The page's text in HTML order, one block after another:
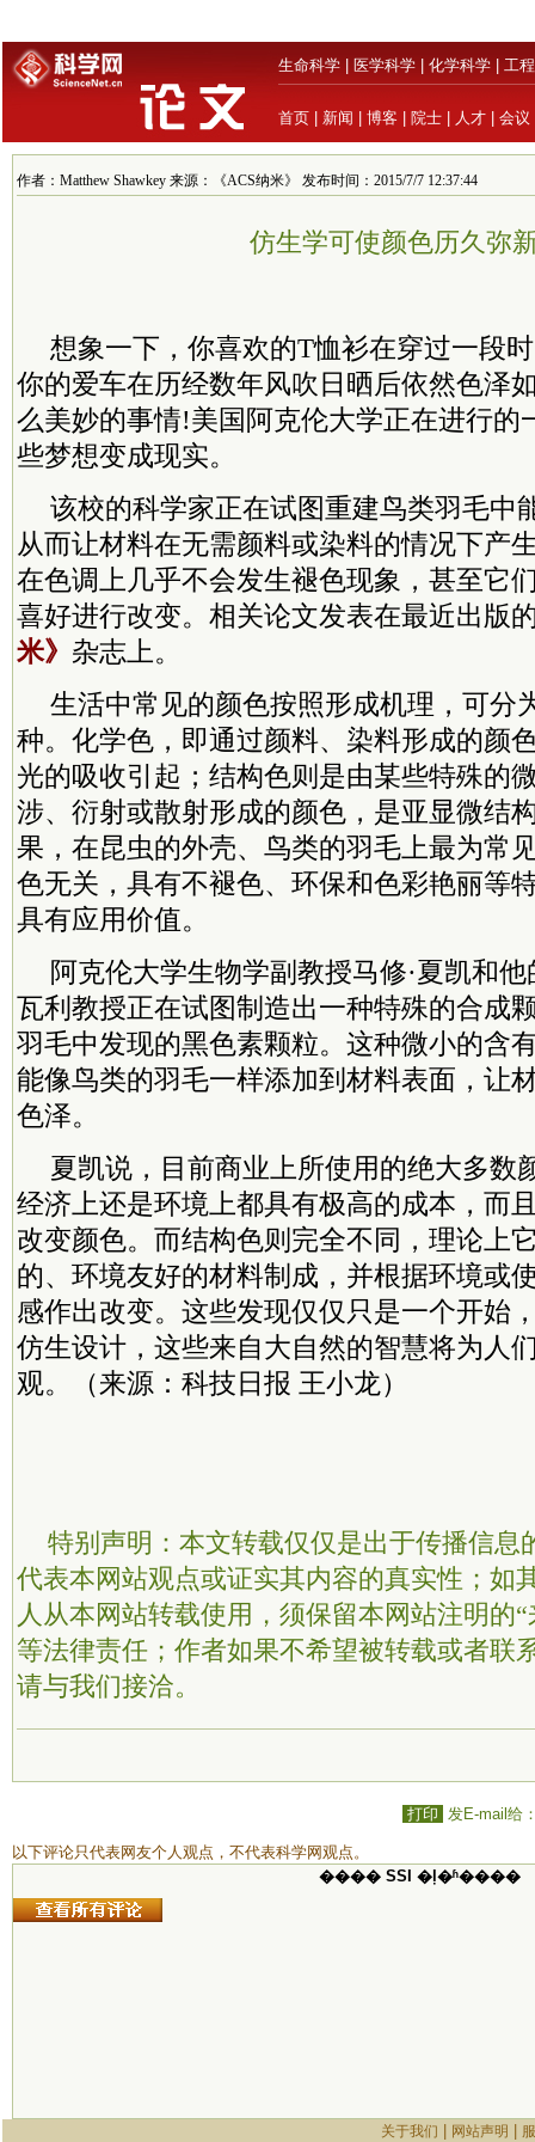
生命科学 医学科学 化学科学 工
首页 新闻 博客 院士 人才 会议
作者：Matthew Shawkey 来源：《ACS纳米》 发布时间：2015/7/7 12:37:44
仿生学可使颜色历久弥
想象一下，你喜欢的T恤衫在穿过一段
你的爱车在历经数年风吹日晒后依然色泽
么美妙的事情!美国阿克伦大学正在进行的
些梦想变成现实。
该校的科学家正在试图重建鸟类羽毛中
从而让材料在无需颜料或染料的情况下产
在色调上几乎不会发生褪色现象，甚至它
喜好进行改变。相关论文发表在最近出版
米》 杂志上。
生活中常见的颜色按照形成机理，可分
种。化学色，即通过颜料、染料形成的颜
光的吸收引起；结构色则是由某些特殊的
涉、衍射或散射形成的颜色，是亚显微结
果，在昆虫的外壳、鸟类的羽毛上最为常
色无关，具有不褪色、环保和色彩艳丽等
具有应用价值。
阿克伦大学生物学副教授马修·夏凯和
瓦利教授正在试图制造出一种特殊的合成
羽毛中发现的黑色素颗粒。这种微小的含
能像鸟类的羽毛一样添加到材料表面，让
色泽。
夏凯说，目前商业上所使用的绝大多数
经济上还是环境上都具有极高的成本，而
改变颜色。而结构色则完全不同，理论上
的、环境友好的材料制成，并根据环境或
感作出改变。这些发现仅仅只是一个开始
仿生设计，这些来自大自然的智慧将为人
观。（来源：科技日报 王小龙）
特别声明：本文转载仅仅是出于传播信息
代表本网站观点或证实其内容的真实性；如
人从本网站转载使用，须保留本网站注明的
等法律责任；作者如果不希望被转载或者联
请与我们接洽。
打印 发E-mail给
以下评论只代表网友个人观点，不代表科学网观点。
���� SSI �ļ�ʱ����
关于我们 网站声明